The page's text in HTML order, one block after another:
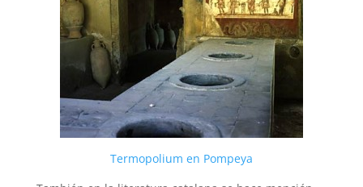
Termopolium en Pompeya